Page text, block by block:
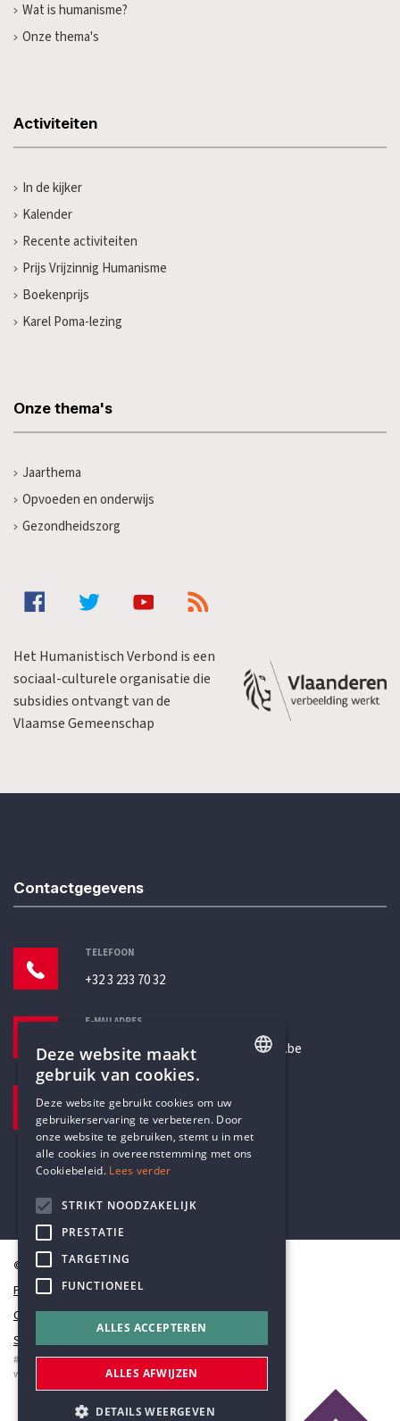
Wat is humanisme?
Onze thema's
Activiteiten
In de kijker
Kalender
Recente activiteiten
Prijs Vrijzinnig Humanisme
Boekenprijs
Karel Poma-lezing
Onze thema's
Jaarthema
Opvoeden en onderwijs
Gezondheidszorg
Het Humanistisch Verbond is een
sociaal-culturele organisatie die
subsidies ontvangt van de
Vlaamse Gemeenschap
Contactgegevens
TELEFOON
+32 3 233 70 32
E-MAILADRES
secretariaat@humanistischverbond.be
Pottenbrug 4
Antwerpen, 2000
© Humanistisch Verbond 2026
Privacy
Cookiestatement
Sitemap
#codedwithlove byCodelines
webapplicaties
mobiele apps&maatwerk websites
DUTCH
Deze website maakt
gebruik van cookies.
Deze website gebruikt cookies om uw
gebruikerservaring te verbeteren. Door
onze website te gebruiken, stemt u in met
alle cookies in overeenstemming met ons
Cookiebeleid. Lees verder
STRIKT NOODZAKELIJK
PRESTATIE
TARGETING
FUNCTIONEEL
ALLES ACCEPTEREN
ALLES AFWIJZEN
DETAILS WEERGEVEN